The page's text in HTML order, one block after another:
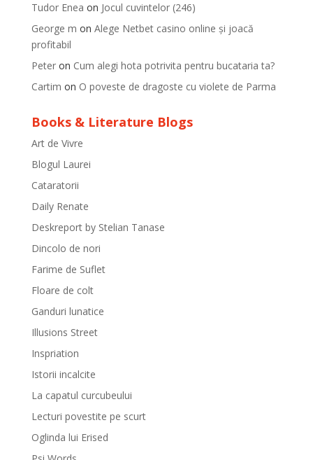
Tudor Enea on Jocul cuvintelor (246)
George m on Alege Netbet casino online și joacă
profitabil
Peteron Cum alegi hota potrivita pentru bucataria ta?
Cartim on O poveste de dragoste cu violete de Parma
Books & Literature Blogs
Art de Vivre
Blogul Laurei
Cataratorii
Daily Renate
Deskreport by Stelian Tanase
Dincolo de nori
Farime de Suflet
Floare de colt
Ganduri lunatice
Illusions Street
Inspriation
Istorii incalcite
La capatul curcubeului
Lecturi povestite pe scurt
Oglinda lui Erised